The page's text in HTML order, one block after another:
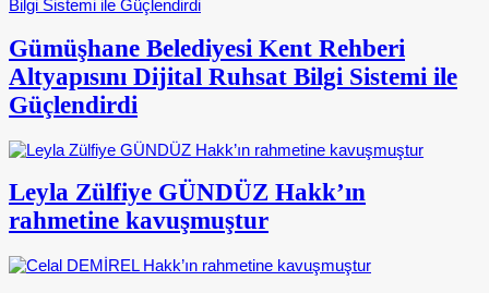
Gümüşhane Belediyesi Kent Rehberi
Altyapısını Dijital Ruhsat Bilgi Sistemi ile
Güçlendirdi
Leyla Zülfiye GÜNDÜZ Hakk’ın
rahmetine kavuşmuştur